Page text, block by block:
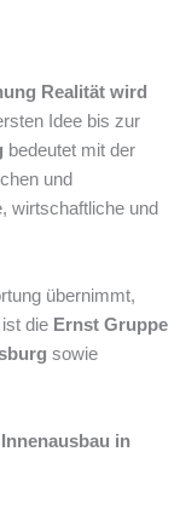
Realität wird
Idee bis zur
bedeutet mit der
und
wirtschaftliche und
übernimmt,
die Ernst Gruppe
sowie
in